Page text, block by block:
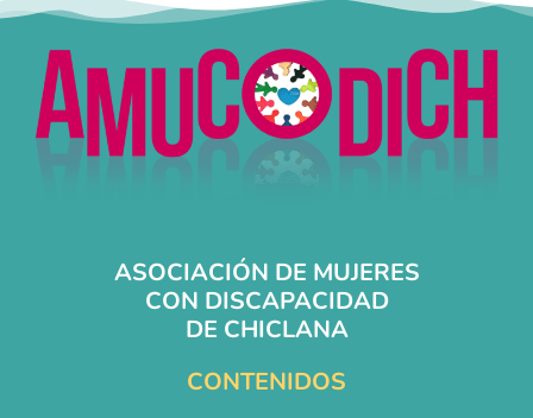
ASOCIACIÓN DE MUJERES
CON DISCAPACIDAD
DE CHICLANA
CONTENIDOS